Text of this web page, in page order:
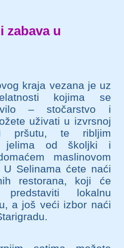
zabava u
kraja vezana je uz
kojima se
– stočarstvo i
uživati u izvrsnoj
pršutu, te ribljim
jelima od školjki i
maslinovom
Selinama ćete naći
restorana, koji će
lokalnu
a još veći izbor naći